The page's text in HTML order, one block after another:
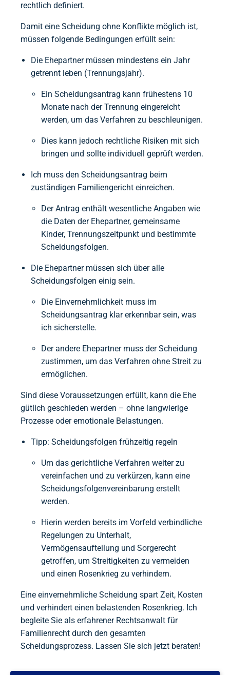
rechtlich definiert.
Damit eine Scheidung ohne Konflikte möglich ist,
müssen folgende Bedingungen erfüllt sein:
Die Ehepartner müssen mindestens ein Jahr
getrennt leben (Trennungsjahr).
Ein Scheidungsantrag kann frühestens 10
Monate nach der Trennung eingereicht
werden, um das Verfahren zu beschleunigen.
Dies kann jedoch rechtliche Risiken mit sich
bringen und sollte individuell geprüft werden.
Ich muss den Scheidungsantrag beim
zuständigen Familiengericht einreichen.
Der Antrag enthält wesentliche Angaben wie
die Daten der Ehepartner, gemeinsame
Kinder, Trennungszeitpunkt und bestimmte
Scheidungsfolgen.
Die Ehepartner müssen sich über alle
Scheidungsfolgen einig sein.
Die Einvernehmlichkeit muss im
Scheidungsantrag klar erkennbar sein, was
ich sicherstelle.
Der andere Ehepartner muss der Scheidung
zustimmen, um das Verfahren ohne Streit zu
ermöglichen.
Sind diese Voraussetzungen erfüllt, kann die Ehe
gütlich geschieden werden – ohne langwierige
Prozesse oder emotionale Belastungen.
Tipp: Scheidungsfolgen frühzeitig regeln
Um das gerichtliche Verfahren weiter zu
vereinfachen und zu verkürzen, kann eine
Scheidungsfolgenvereinbarung erstellt
werden.
Hierin werden bereits im Vorfeld verbindliche
Regelungen zu Unterhalt,
Vermögensaufteilung und Sorgerecht
getroffen, um Streitigkeiten zu vermeiden
und einen Rosenkrieg zu verhindern.
Eine einvernehmliche Scheidung spart Zeit, Kosten
und verhindert einen belastenden Rosenkrieg. Ich
begleite Sie als erfahrener Rechtsanwalt für
Familienrecht durch den gesamten
Scheidungsprozess. Lassen Sie sich jetzt beraten!